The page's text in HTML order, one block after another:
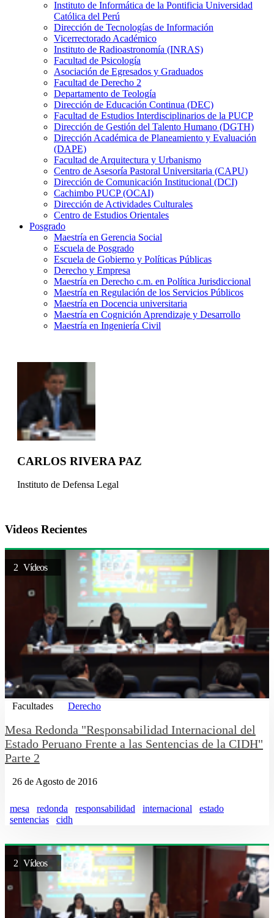
Instituto de Informática de la Pontificia Universidad
Católica del Perú
Dirección de Tecnologías de Información
Vicerrectorado Académico
Instituto de Radioastronomía (INRAS)
Facultad de Psicología
Asociación de Egresados y Graduados
Facultad de Derecho 2
Departamento de Teología
Dirección de Educación Continua (DEC)
Facultad de Estudios Interdisciplinarios de la PUCP
Dirección de Gestión del Talento Humano (DGTH)
Dirección Académica de Planeamiento y Evaluación
(DAPE)
Facultad de Arquitectura y Urbanismo
Centro de Asesoría Pastoral Universitaria (CAPU)
Dirección de Comunicación Institucional (DCI)
Cachimbo PUCP (OCAI)
Dirección de Actividades Culturales
Centro de Estudios Orientales
Posgrado
Maestría en Gerencia Social
Escuela de Posgrado
Escuela de Gobierno y Políticas Públicas
Derecho y Empresa
Maestría en Derecho c.m. en Política Jurisdiccional
Maestría en Regulación de los Servicios Públicos
Maestría en Docencia universitaria
Maestría en Cognición Aprendizaje y Desarrollo
Maestría en Ingeniería Civil
CARLOS RIVERA PAZ
Instituto de Defensa Legal
Videos Recientes
2 Vídeos
Facultades Derecho
Mesa Redonda "Responsabilidad Internacional del
Estado Peruano Frente a las Sentencias de la CIDH"
Parte 2
26 de Agosto de 2016
mesa redonda responsabilidad internacional
estado
sentencias
cidh
2 Vídeos